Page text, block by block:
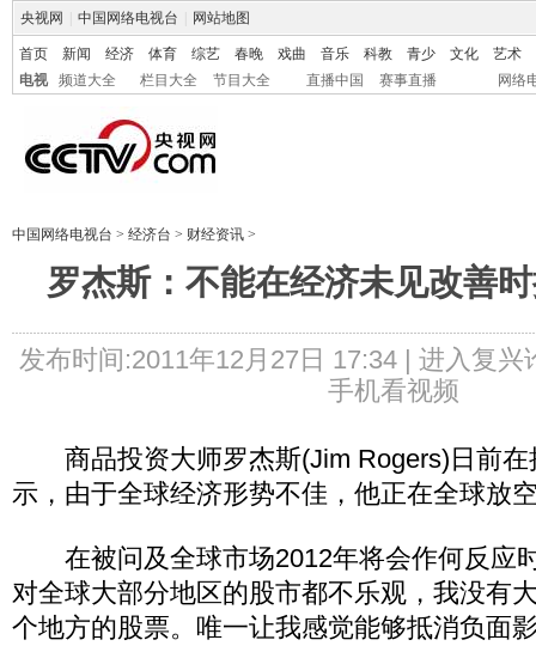
央视网 中国网络电视台 网站地图
首页 新闻 经济 体育 综艺 春晚 戏曲 音乐 科教 青少 文化
艺术
电视
频道大全 栏目大全 节目大全 直播中国 赛事直播 网络
中国网络电视台 > 经济台 > 财经资讯 >
罗杰斯：不能在经济未见改善
发布时间:2011年12月27日 17:34 | 进入复兴
手机看视频
商品投资大师罗杰斯(Jim Rogers)日前在
示，由于全球经济形势不佳，他正在全球放
在被问及全球市场2012年将会作何反应
对全球大部分地区的股市都不乐观，我没有
个地方的股票。唯一让我感觉能够抵消负面